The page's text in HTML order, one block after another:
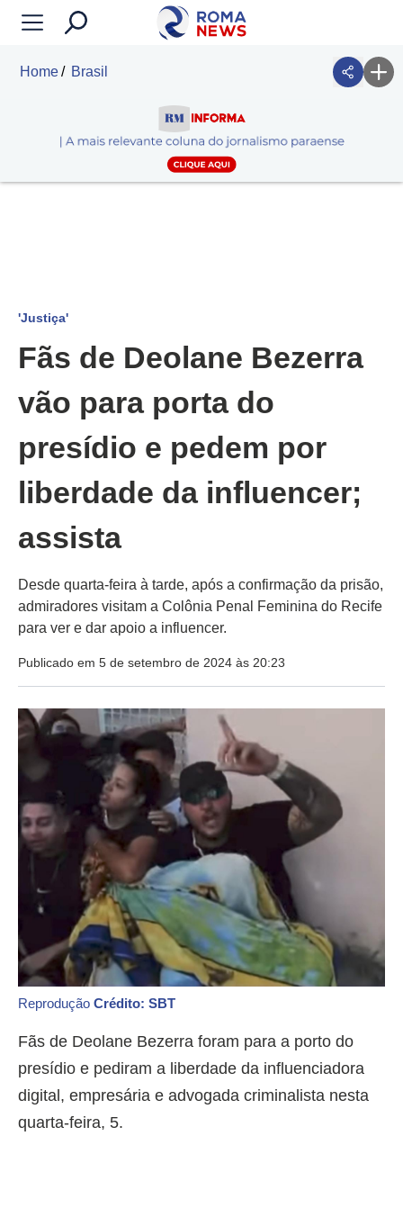
Home Brasil
'Justiça'
Fãs de Deolane Bezerra
vão para porta do
presídio e pedem por
liberdade da influencer;
assista
Desde quarta-feira à tarde, após a confirmação da prisão,
admiradores visitam a Colônia Penal Feminina do Recife
para ver e dar apoio a influencer.
Publicado em 5 de setembro de 2024 às 20:23
Reprodução Crédito: SBT
Fãs de Deolane Bezerra foram para a porto do
presídio e pediram a liberdade da influenciadora
digital, empresária e advogada criminalista nesta
quarta-feira, 5.